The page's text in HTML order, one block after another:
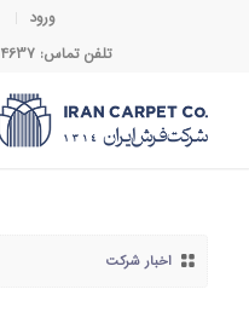
ورود
تلفن تماس: 02154637 | [calender-event]
اخبار شرکت